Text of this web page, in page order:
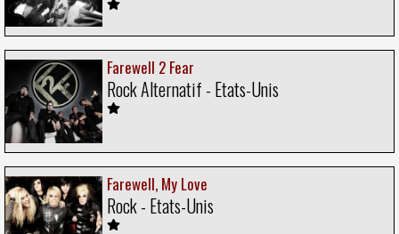
Farewell 2 Fear
Rock Alternatif - Etats-Unis
Farewell, My Love
Rock - Etats-Unis